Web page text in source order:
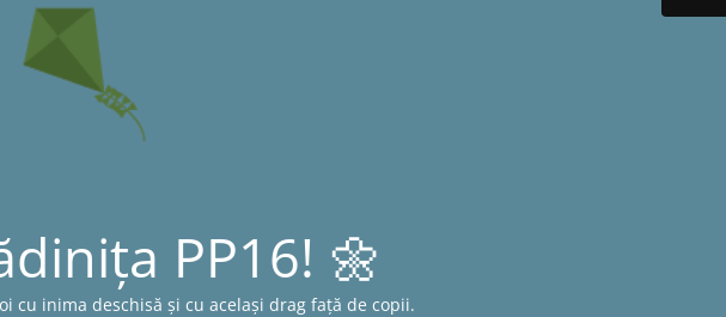
PP16! 🌼
cu inima deschisă și cu același drag față de copii.